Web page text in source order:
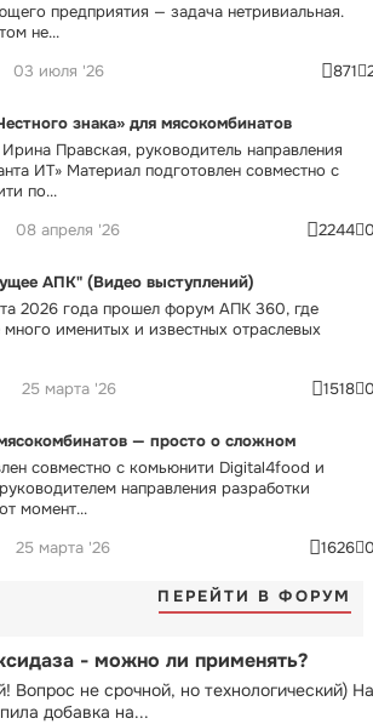
предприятия — задача нетривиальная.
не...
03 июля '26 871
знака» для мясокомбинатов
Правская, руководитель направления
ИТ» Материал подготовлен совместно с
по...
08 апреля '26 2244
АПК" (Видео выступлений)
2026 года прошел форум АПК 360, где
именитых и известных отраслевых
25 марта '26 1518
— просто о сложном
совместно с комьюнити Digital4food и
направления разработки
момент...
25 марта '26 1626
ПЕРЕЙТИ В ФОРУМ
- можно ли применять?
Вопрос не срочной, но технологический) На
добавка на...